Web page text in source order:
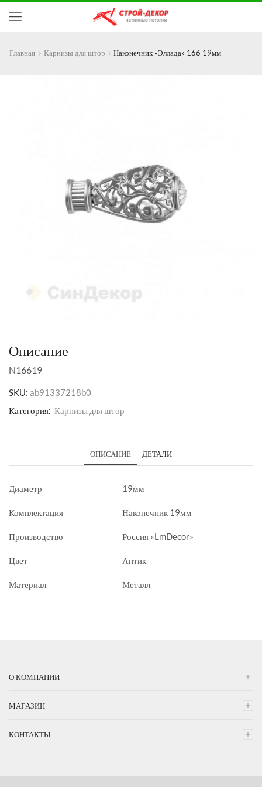
Главная Карнизы для штор Наконечник «Эллада» 166 19мм
Описание
N16619
SKU: ab91337218b0
Категория: Карнизы для штор
ОПИСАНИЕ ДЕТАЛИ
Диаметр 19мм
Комплектация Наконечник 19мм
Производство Россия «LmDecor»
Цвет Антик
Материал Металл
О КОМПАНИИ
МАГАЗИН
КОНТАКТЫ